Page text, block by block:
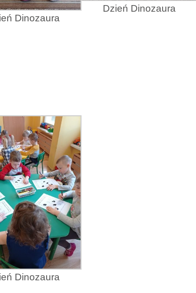
Dinozaura
Dzień Dinozaura
Dinozaura